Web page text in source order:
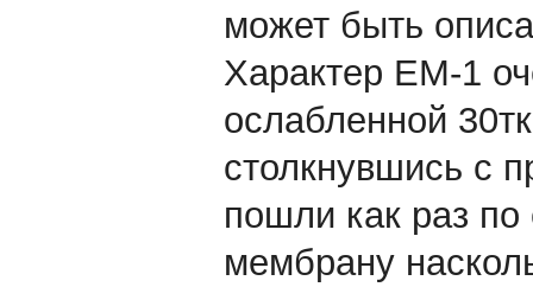
может быть
Характер EM-1
ослабленной
столкнувшись с
пошли как раз
мембрану